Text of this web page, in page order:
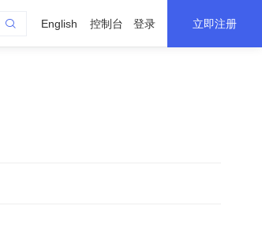
English 控制台 登录 立即注册